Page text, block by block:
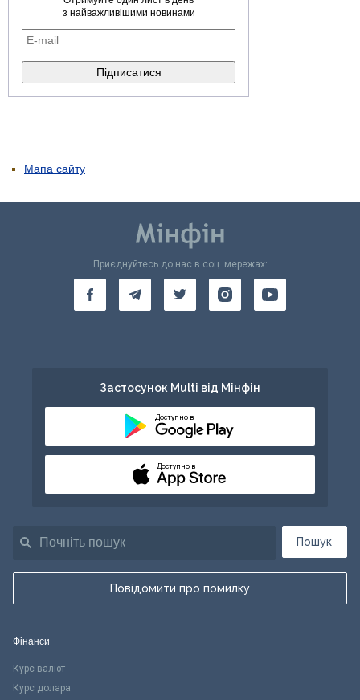
з найважливішими новинами
Мапа сайту
Пошук
Повідомити про помилку
Приєднуйтесь до нас в соц. мережах:
Застосунок Multi від Мінфін
Доступно в
Доступно в
Фінанси
Курс валют
Курс долара